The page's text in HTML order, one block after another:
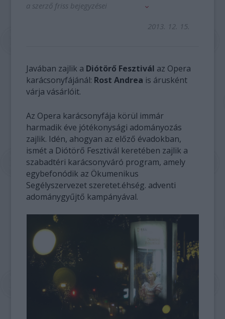
a szerző friss bejegyzései
2013. 12. 15.
Javában zajlik a Diótörő Fesztivál az Opera
karácsonyfájánál: Rost Andrea is árusként
várja vásárlóit.
Az Opera karácsonyfája körül immár
harmadik éve jótékonysági adományozás
zajlik. Idén, ahogyan az előző évadokban,
ismét a Diótörő Fesztivál keretében zajlik a
szabadtéri karácsonyváró program, amely
egybefonódik az Ökumenikus
Segélyszervezet szeretet.éhség. adventi
adománygyűjtő kampányával.